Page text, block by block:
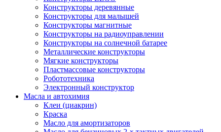
Конструкторы деревянные
Конструкторы для малышей
Конструкторы магнитные
Конструкторы на радиоуправлении
Конструкторы на солнечной батарее
Металлические конструкторы
Мягкие конструкторы
Пластмассовые конструкторы
Робототехника
Электронный конструктор
Масла и автохимия
Клеи (циакрин)
Краска
Масло для амортизаторов